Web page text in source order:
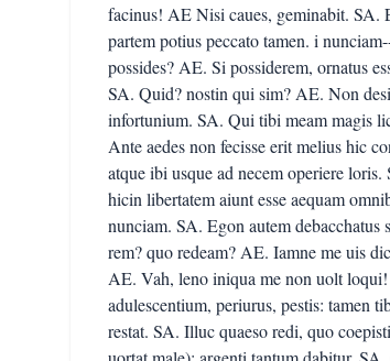
facinus! AE Nisi caues, geminabit.
partem potius peccato tamen. i
possides? AE. Si possiderem, ornatus
SA. Quid? nostin qui sim? AE. Non
infortunium. SA. Qui tibi meam magis
Ante aedes non fecisse erit melius hic
atque ibi usque ad necem operiere
hicin libertatem aiunt esse aequam
nunciam. SA. Egon autem
rem? quo redeam? AE. Iamne me uis
AE. Vah, leno iniqua me non uolt
adulescentium, periurus, pestis: tamen
restat. SA. Illuc quaeso redi, quo